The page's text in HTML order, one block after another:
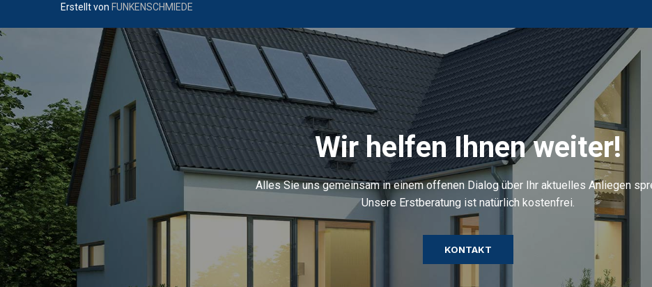
Erstellt von FUNKENSCHMIEDE
Wir helfen Ihnen weiter!
Alles Sie uns gemeinsam in einem offenen Dialog über Ihr aktuelles Anliegen
Unsere Erstberatung ist natürlich kostenfrei.
KONTAKT